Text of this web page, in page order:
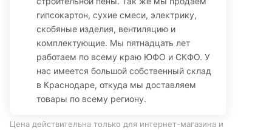
гипсокартон, сухие смеси, электрику,
скобяные изделия, вентиляцию и
комплектующие. Мы пятнадцать лет
работаем по всему краю ЮФО и СКФО. У
нас имеется большой собственный склад
в Краснодаре, откуда мы доставляем
товары по всему региону.
Цена действительна только для интернет-магазина и